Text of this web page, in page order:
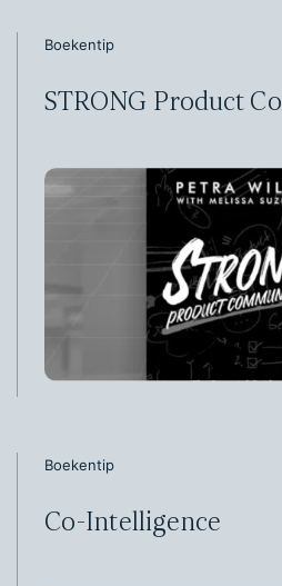
Boekentip
STRONG Product
Boekentip
Co-Intelligence